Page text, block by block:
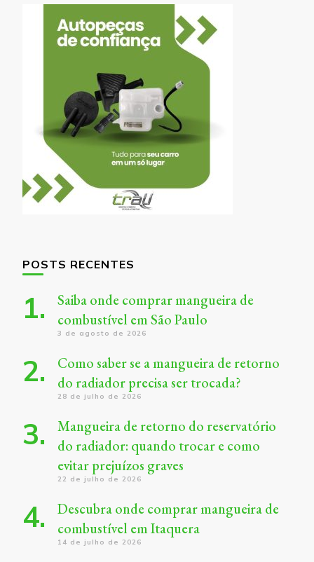
POSTS RECENTES
Saiba onde comprar mangueira de
combustível em São Paulo
3 de agosto de 2026
Como saber se a mangueira de retorno
do radiador precisa ser trocada?
28 de julho de 2026
Mangueira de retorno do reservatório
do radiador: quando trocar e como
evitar prejuízos graves
22 de julho de 2026
Descubra onde comprar mangueira de
combustível em Itaquera
14 de julho de 2026